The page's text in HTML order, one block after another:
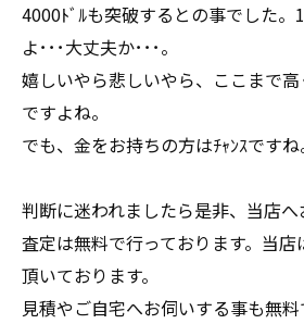
4000ﾄﾞﾙも突破するとの事でした
よ･･･大丈夫か･･･。
嬉しいやら悲しいやら、ここまで
ですよね。
でも、金をお持ちの方はﾁｬﾝｽです
判断に迷われましたら是非、当店へ
査定は無料で行っております。当
頂いております。
見積やご自宅へお伺いする事も無料